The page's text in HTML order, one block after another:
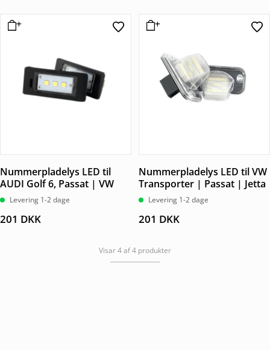
Nummerpladelys LED til
AUDI Golf 6, Passat | VW
Levering 1-2 dage
201 DKK
Nummerpladelys LED til VW
Transporter | Passat | Jetta
Levering 1-2 dage
201 DKK
Visar 4 af 4 produkter